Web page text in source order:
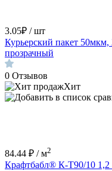
3.05₽ / шт
Курьерский пакет
прозрачный
0 Отзывов
Хит
84.44 ₽ / м2
Крафтбабл® К-Т90/10 1,2